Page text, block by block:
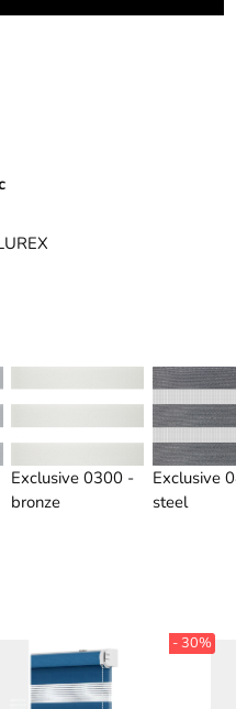
Exclusive 0300 -
bronze
Exclusive
steel
- 30%